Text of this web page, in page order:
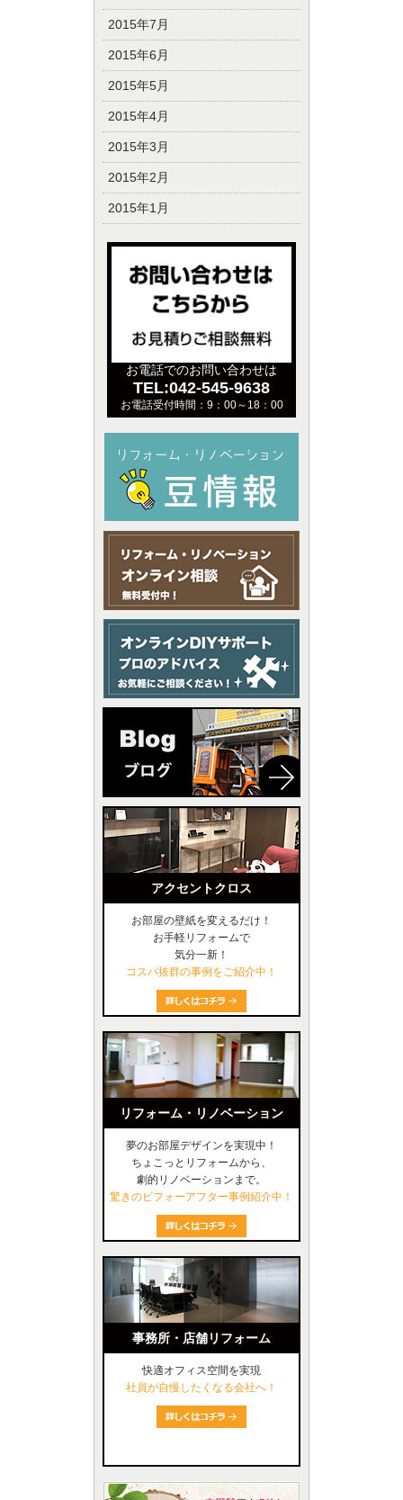
2015年7月
2015年6月
2015年5月
2015年4月
2015年3月
2015年2月
2015年1月
お電話でのお問い合わせは
TEL:042-545-9638
お電話受付時間：9：00～18：00
アクセントクロス
お部屋の壁紙を変えるだけ！
お手軽リフォームで
気分一新！
コスパ抜群の事例をご紹介中！
リフォーム・リノベーション
夢のお部屋デザインを実現中！
ちょこっとリフォームから、
劇的リノベーションまで。
驚きのビフォーアフター事例紹介中！
事務所・店舗リフォーム
快適オフィス空間を実現
社員が自慢したくなる会社へ！